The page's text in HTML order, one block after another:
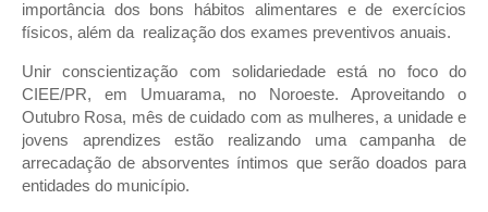
importância dos bons hábitos alimentares e de exercícios
físicos, além da realização dos exames preventivos anuais.
Unir conscientização com solidariedade está no foco do
CIEE/PR, em Umuarama, no Noroeste. Aproveitando o
Outubro Rosa, mês de cuidado com as mulheres, a unidade e
jovens aprendizes estão realizando uma campanha de
arrecadação de absorventes íntimos que serão doados para
entidades do município.